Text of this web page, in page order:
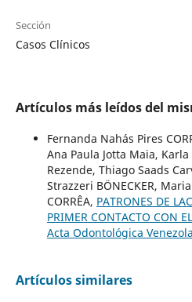
Sección
Casos Clínicos
Artículos más leídos del
Fernanda Nahás Pires
Ana Paula Jotta Maia,
Rezende, Thiago Saads
Strazzeri BÖNECKER,
CORRÊA, PATRONES DE
PRIMER CONTACTO CON
Acta Odontológica
Artículos similares